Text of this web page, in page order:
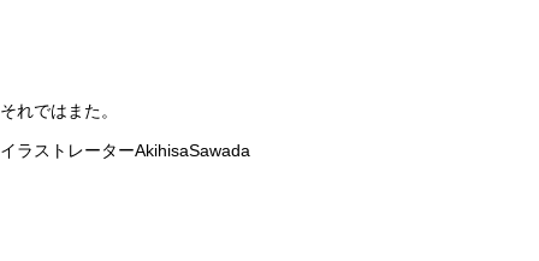
それではまた。
イラストレーターAkihisaSawada